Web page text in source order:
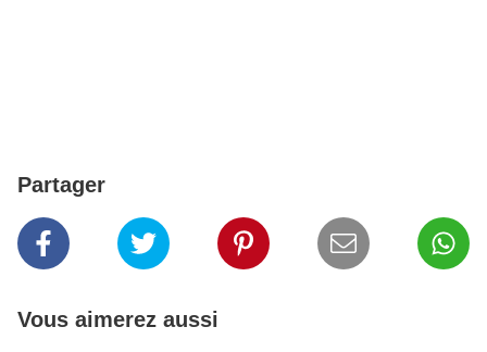
Partager
Vous aimerez aussi